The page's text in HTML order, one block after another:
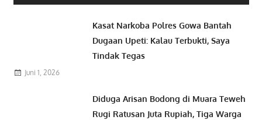
Kasat Narkoba Polres Gowa Bantah
Dugaan Upeti: Kalau Terbukti, Saya
Tindak Tegas
Juni 1, 2026
Diduga Arisan Bodong di Muara Teweh
Rugi Ratusan Juta Rupiah, Tiga Warga